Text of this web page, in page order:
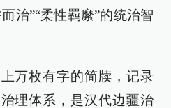
治”“柔性羁縻”的统治智
万枚有字的简牍，记录
理体系，是汉代边疆治